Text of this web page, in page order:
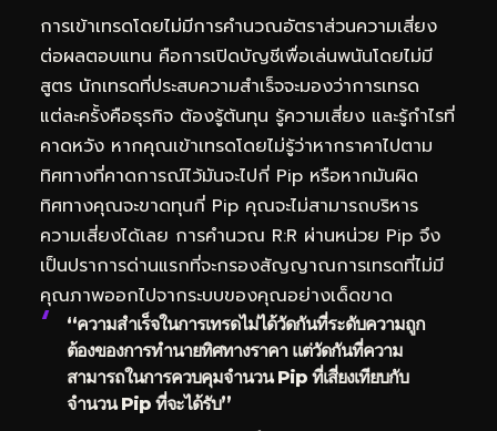
การเข้าเทรดโดยไม่มีการคำนวณอัตราส่วนความเสี่ยง
ต่อผลตอบแทน คือการเปิดบัญชีเพื่อเล่นพนันโดยไม่มี
สูตร นักเทรดที่ประสบความสำเร็จจะมองว่าการเทรด
แต่ละครั้งคือธุรกิจ ต้องรู้ต้นทุน รู้ความเสี่ยง และรู้กำไรที่
คาดหวัง หากคุณเข้าเทรดโดยไม่รู้ว่าหากราคาไปตาม
ทิศทางที่คาดการณ์ไว้มันจะไปกี่ Pip หรือหากมันผิด
ทิศทางคุณจะขาดทุนกี่ Pip คุณจะไม่สามารถบริหาร
ความเสี่ยงได้เลย การคำนวณ R:R ผ่านหน่วย Pip จึง
เป็นปราการด่านแรกที่จะกรองสัญญาณการเทรดที่ไม่มี
คุณภาพออกไปจากระบบของคุณอย่างเด็ดขาด
“ความสำเร็จในการเทรดไม่ได้วัดกันที่ระดับความถูก
ต้องของการทำนายทิศทางราคา แต่วัดกันที่ความ
สามารถในการควบคุมจำนวน Pip ที่เสี่ยงเทียบกับ
จำนวน Pip ที่จะได้รับ”